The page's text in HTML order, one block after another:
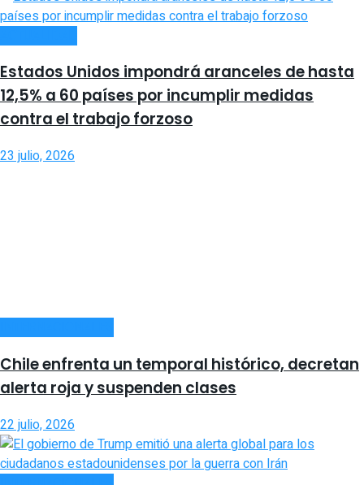
Estados Unidos impondrá aranceles de hasta
12,5% a 60 países por incumplir medidas
contra el trabajo forzoso
23 julio, 2026
Chile enfrenta un temporal histórico, decretan
alerta roja y suspenden clases
22 julio, 2026